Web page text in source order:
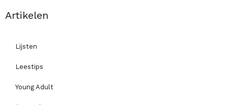
Artikelen
Lijsten
Leestips
Young Adult